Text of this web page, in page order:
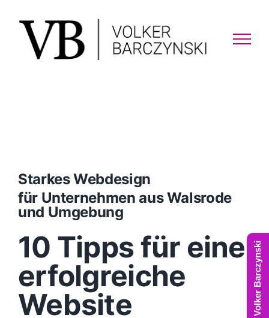
content
Starkes Webdesign
für Unternehmen aus Walsrode
und Umgebung
10 Tipps für eine
erfolgreiche
Website